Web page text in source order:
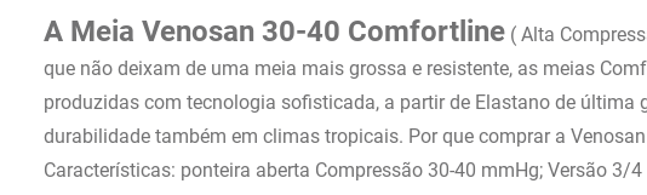
A Meia Venosan 30-40 Comfortline ( Alta
que não deixam de uma meia mais grossa e resistente, as meias
produzidas com tecnologia sofisticada, a partir de Elastano de
durabilidade também em climas tropicais. Por que comprar a
Características: ponteira aberta Compressão 30-40 mmHg; Versão 3/